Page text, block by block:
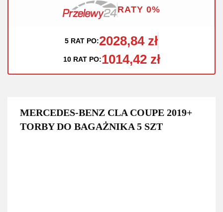
RATY 0%
5 RAT PO:2028,84 zł
10 RAT PO:1014,42 zł
MERCEDES-BENZ CLA COUPE 2019+
TORBY DO BAGAŻNIKA 5 SZT